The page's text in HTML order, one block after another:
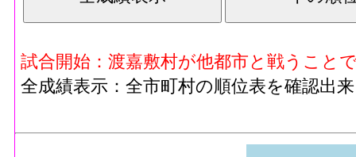
試合開始：渡嘉敷村が他都市と戦うこと
全成績表示：全市町村の順位表を確認出